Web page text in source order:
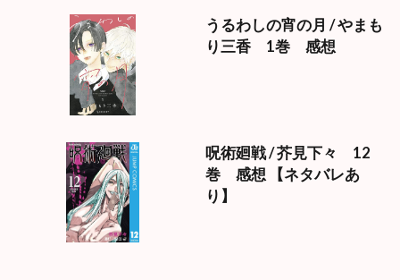
うるわしの宵の月 / やまも
り三香 1巻 感想
呪術廻戦 / 芥見下々 12
巻 感想 【ネタバレあ
り】